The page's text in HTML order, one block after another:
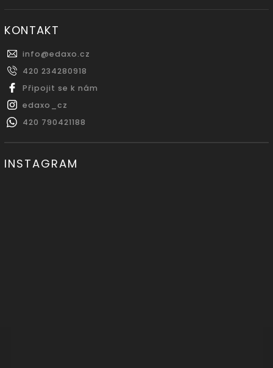
KONTAKT
info@edaxo.cz
420 234280918
Připojit se k nám
edaxo_cz
420 790421188
INSTAGRAM